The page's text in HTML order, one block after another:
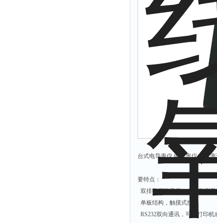
台式电导率仪 电导率仪 电导
要特点：
双排数码管显示，多参数测
单板结构，触摸式按键
RS232双向通讯，可配打印